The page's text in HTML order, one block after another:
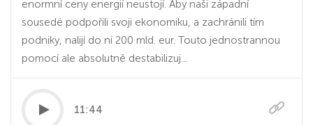
enormní ceny energií neustojí. Aby naši západní
sousedé podpořili svoji ekonomiku, a zachránili tím
podniky, nalijí do ní 200 mld. eur. Touto jednostrannou
pomocí ale absolutně destabilizuj...
11:44